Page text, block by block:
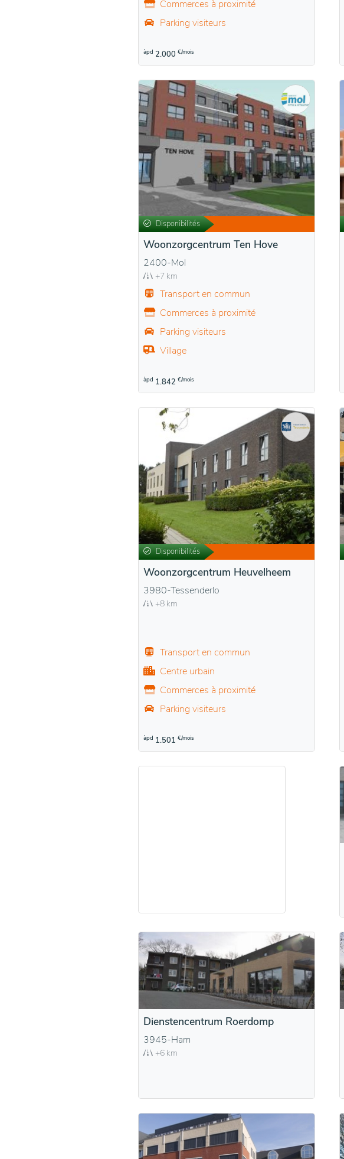
Commerces à proximité
Parking visiteurs
àpd 2.000 €/mois
Disponibilités
Woonzorgcentrum Ten Hove
2400-Mol
+7 km
Transport en commun
Commerces à proximité
Parking visiteurs
Village
àpd 1.842 €/mois
Disponibilités
Woonzorgcentrum Heuvelheem
3980-Tessenderlo
+8 km
Transport en commun
Centre urbain
Commerces à proximité
Parking visiteurs
àpd 1.501 €/mois
Dienstencentrum Roerdomp
3945-Ham
+6 km